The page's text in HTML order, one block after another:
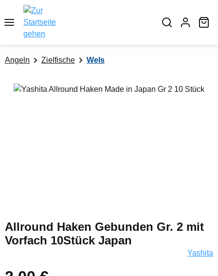
springen
Angeln Zielfische Wels
Bildergalerie überspringen
Allround Haken Gebunden Gr. 2 mit
Vorfach 10Stück Japan
Yashita